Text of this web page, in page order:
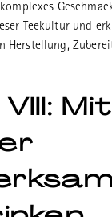
Teekultur und
Herstellung,
Mit